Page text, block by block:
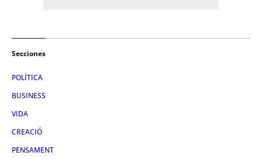
Secciones
POLÍTICA
BUSINESS
VIDA
CREACIÓ
PENSAMENT